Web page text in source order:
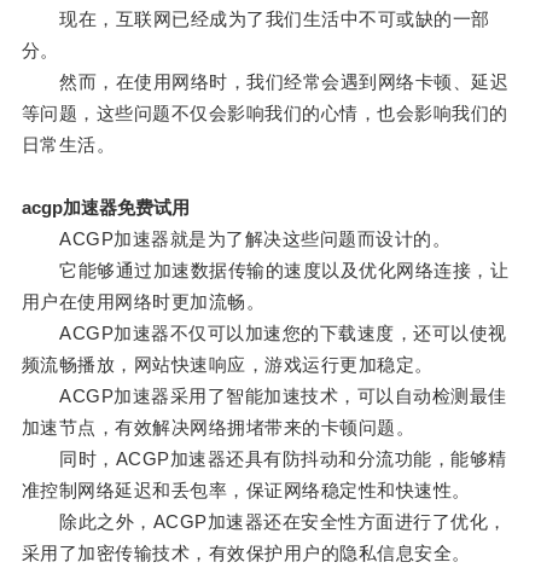
现在，互联网已经成为了我们生活中不可或缺的一部
分。
然而，在使用网络时，我们经常会遇到网络卡顿、延迟
等问题，这些问题不仅会影响我们的心情，也会影响我们的
日常生活。
acgp加速器免费试用
ACGP加速器就是为了解决这些问题而设计的。
它能够通过加速数据传输的速度以及优化网络连接，让
用户在使用网络时更加流畅。
ACGP加速器不仅可以加速您的下载速度，还可以使视
频流畅播放，网站快速响应，游戏运行更加稳定。
ACGP加速器采用了智能加速技术，可以自动检测最佳
加速节点，有效解决网络拥堵带来的卡顿问题。
同时，ACGP加速器还具有防抖动和分流功能，能够精
准控制网络延迟和丢包率，保证网络稳定性和快速性。
除此之外，ACGP加速器还在安全性方面进行了优化，
采用了加密传输技术，有效保护用户的隐私信息安全。